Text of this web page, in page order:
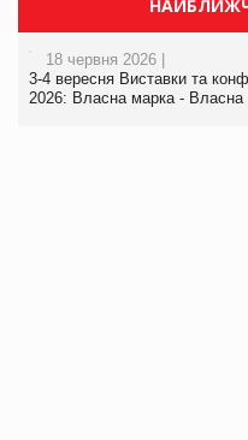
18 червня 2026 |
3-4 вересня Виставки та
2026: Власна марка - Власна